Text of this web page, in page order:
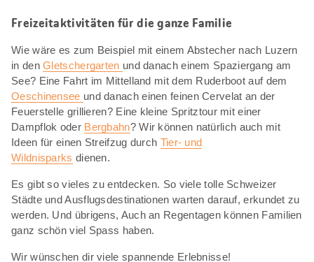
Freizeitaktivitäten für die ganze Familie
Wie wäre es zum Beispiel mit einem Abstecher nach Luzern
in denGletschergarten und danach einem Spaziergang am
See? Eine Fahrt im Mittelland mit dem Ruderboot auf dem
Oeschinensee und danach einen feinen Cervelat an der
Feuerstelle grillieren? Eine kleine Spritztour mit einer
Dampflok oder Bergbahn? Wir können natürlich auch mit
Ideen für einen Streifzug durch Tier- und
Wildnisparks dienen.
Es gibt so vieles zu entdecken. So viele tolle Schweizer
Städte und Ausflugsdestinationen warten darauf, erkundet zu
werden. Und übrigens, Auch an Regentagen können Familien
ganz schön viel Spass haben.
Wir wünschen dir viele spannende Erlebnisse!